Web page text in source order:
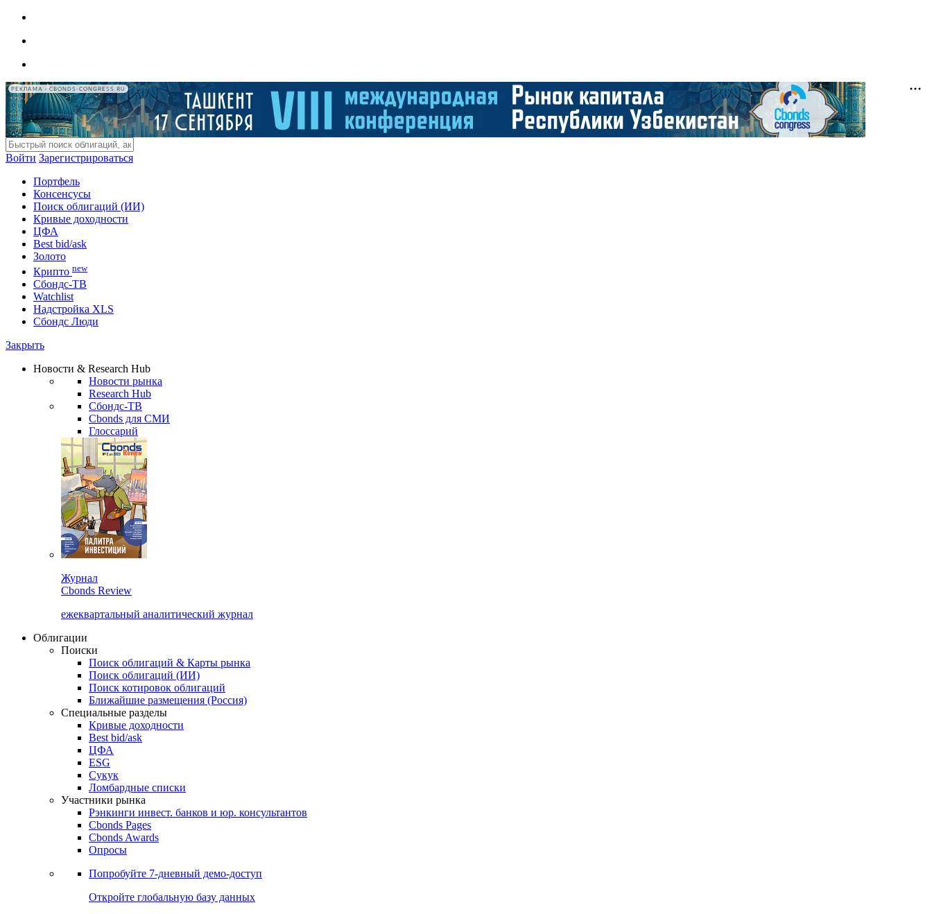
РЕКЛАМА • CBONDS-CONGRESS.RU
Войти Зарегистрироваться
Портфель
Консенсусы
Поиск облигаций (ИИ)
Кривые доходности
ЦФА
Best bid/ask
Золото
Крипто new
Сбондс-ТВ
Watchlist
Надстройка XLS
Сбондс Люди
Закрыть
Новости & Research Hub
Новости рынка
Research Hub
Сбондс-ТВ
Cbonds для СМИ
Глоссарий
Журнал
Cbonds Review
ежеквартальный аналитический журнал
Облигации
Поиски
Поиск облигаций & Карты рынка
Поиск облигаций (ИИ)
Поиск котировок облигаций
Ближайшие размещения (Россия)
Специальные разделы
Кривые доходности
Best bid/ask
ЦФА
ESG
Сукук
Ломбардные списки
Участники рынка
Рэнкинги инвест. банков и юр. консультантов
Cbonds Pages
Cbonds Awards
Опросы
Попробуйте 7-дневный демо-доступ
Откройте глобальную базу данных